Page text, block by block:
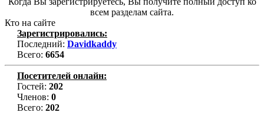
всем разделам сайта.
Кто на сайте
Зарегистрировались:
Последний: Davidkaddy
Всего: 6654
Посетителей онлайн:
Гостей: 202
Членов: 0
Всего: 202